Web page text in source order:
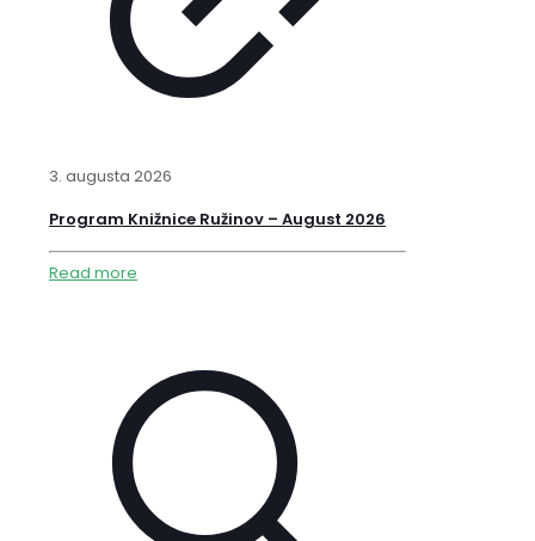
3. augusta 2026
Program Knižnice Ružinov – August 2026
Read more